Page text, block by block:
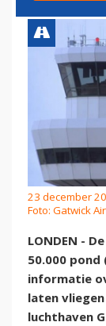
23 december
Foto: Gatwick
LONDEN -
50.000
informatie
laten
luchthaven